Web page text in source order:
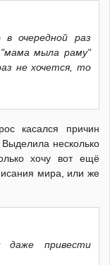
очередной раз
мыла раму"
не хочется, то
касался причин
несколько
хочу вот ещё
мира, или же
даже привести